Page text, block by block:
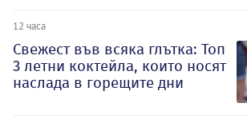
12 часа
Свежест във всяка глътка: Топ
3 летни коктейла, които носят
наслада в горещите дни